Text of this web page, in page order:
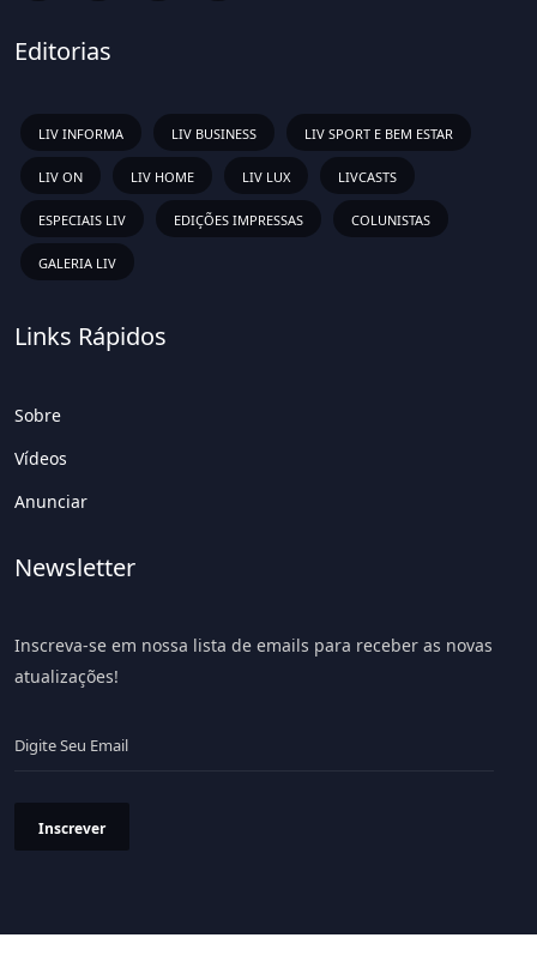
Editorias
LIV INFORMA LIV BUSINESS LIV SPORT E BEM ESTAR
LIV ON LIV HOME LIV LUX LIVCASTS
ESPECIAIS LIV EDIÇÕES IMPRESSAS COLUNISTAS
GALERIA LIV
Links Rápidos
Sobre
Vídeos
Anunciar
Newsletter
Inscreva-se em nossa lista de emails para receber as novas
atualizações!
Inscrever